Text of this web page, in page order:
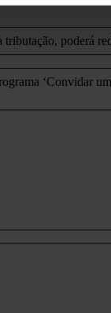
poderá
‘Convidar